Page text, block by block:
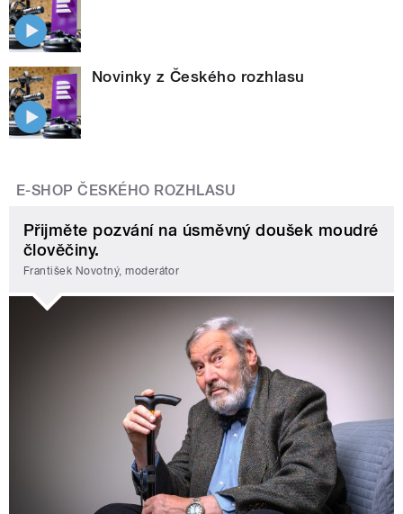
Novinky z Českého rozhlasu
E-SHOP ČESKÉHO ROZHLASU
Přijměte pozvání na úsměvný doušek moudré
člověčiny.
František Novotný, moderátor